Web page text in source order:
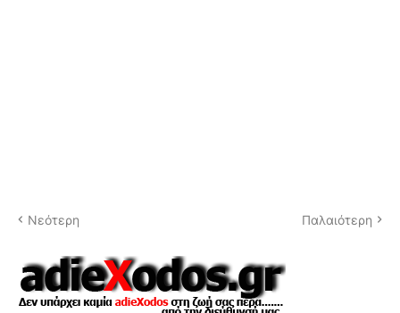
Νεότερη Παλαιότερη